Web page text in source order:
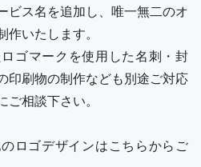
ビス名を追加し、唯一無二のオ
作いたします。
ゴマークを使用した名刺・封
印刷物の制作なども別途ご対応
相談下さい。
ロゴデザインはこちらからご